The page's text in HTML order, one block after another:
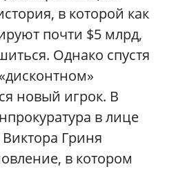
в которой как
почти $5 млрд,
Однако спустя
новый игрок. В
в лице
Гриня
в котором